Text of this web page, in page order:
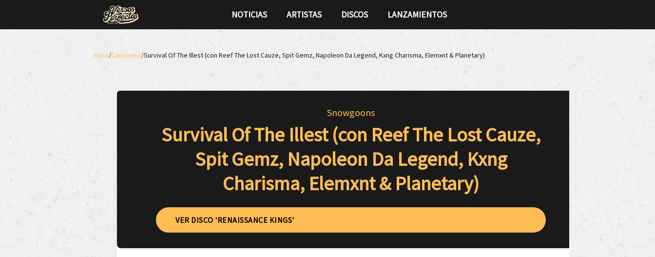
NOTICIAS ARTISTAS DISCOS LANZAMIENTOS
Inicio/Canciones/Survival Of The Illest (con Reef The Lost Cauze, Spit Gemz, Napoleon Da Legend, Kxng Charisma, Elemxnt & Planetary)
Snowgoons
Survival Of The Illest (con Reef The Lost Cauze,
Spit Gemz, Napoleon Da Legend, Kxng
Charisma, Elemxnt & Planetary)
VER DISCO 'RENAISSANCE KINGS'